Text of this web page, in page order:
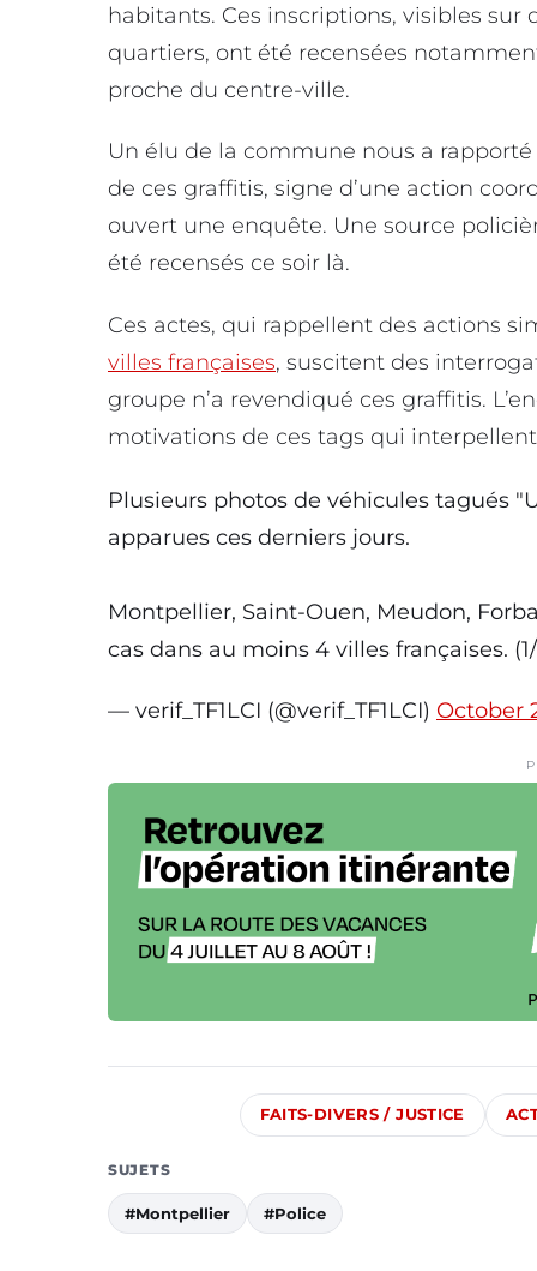
habitants. Ces inscriptions, visibles
quartiers, ont été recensées
proche du centre-ville.
Un élu de la commune nous a
de ces graffitis, signe d’une action
ouvert une enquête. Une source
été recensés ce soir là.
Ces actes, qui rappellent des actions
villes françaises, suscitent des
groupe n’a revendiqué ces graffitis.
motivations de ces tags qui
Plusieurs photos de véhicules tagués
apparues ces derniers jours.
Montpellier, Saint-Ouen, Meudon,
cas dans au moins 4 villes françaises.
— verif_TF1LCI (@verif_TF1LCI) October
FAITS-DIVERS / JUSTICE
SUJETS
#Montpellier #Police